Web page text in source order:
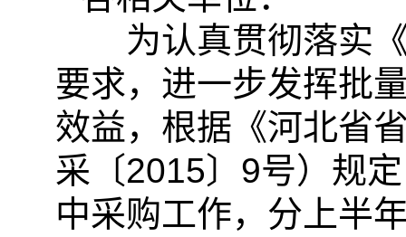
为认真贯彻落实《
要求，进一步发挥批
效益，根据《河北省
采〔2015〕9号）规
中采购工作，分上半